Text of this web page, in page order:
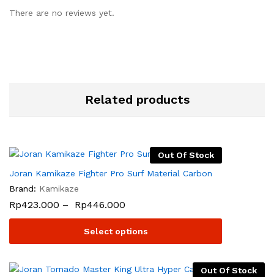
There are no reviews yet.
Related products
Out Of Stock
Joran Kamikaze Fighter Pro Surf Material Carbon
Brand: Kamikaze
Rp423.000 – Rp446.000
Select options
Out Of Stock